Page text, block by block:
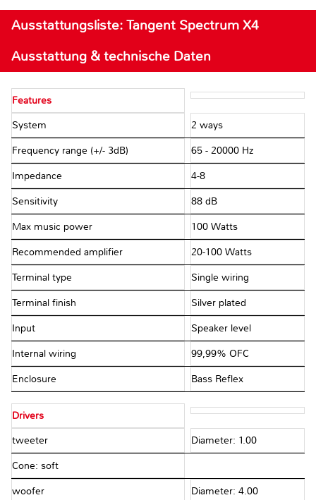
Ausstattungsliste: Tangent Spectrum X4
Ausstattung & technische Daten
Features
System 2 ways
Frequency range (+/- 3dB) 65 - 20000 Hz
Impedance 4-8 Ω
Sensitivity 88 dB
Max music power 100 Watts
Recommended amplifier 20-100 Watts
Terminal type Single wiring
Terminal finish Silver plated
Input Speaker level
Internal wiring 99,99% OFC
Enclosure Bass Reflex
Drivers
tweeter Diameter: 1.00
Cone: soft
woofer Diameter: 4.00